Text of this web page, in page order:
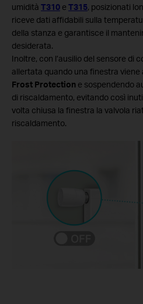
umidità T310 e T315, posizionati
riceve dati affidabili sulla
della stanza e garantisce il
desiderata.
Inoltre, con l’ausilio del sensore di
allertata quando una finestra
Frost Protection e sospendendo
di riscaldamento, evitando così
volta chiusa la finestra la valvola
riscaldamento.